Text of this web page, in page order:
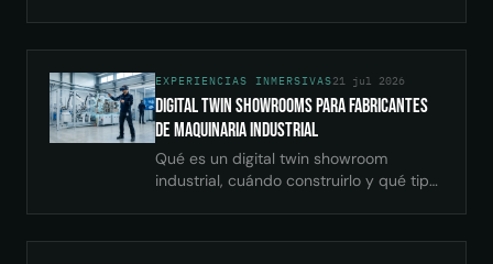
EXPERIENCIAS INMERSIVAS21 jul 2026
Digital Twin Showrooms para Fabricantes
de Maquinaria Industrial
Qué es un digital twin showroom
industrial, cuándo construirlo y qué tipo